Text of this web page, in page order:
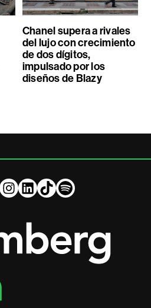
Chanel supera a rivales
del lujo con crecimiento
de dos dígitos,
impulsado por los
diseños de Blazy